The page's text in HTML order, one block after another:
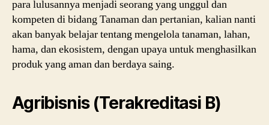
para lulusannya menjadi seorang yang unggul dan
kompeten di bidang Tanaman dan pertanian, kalian nanti
akan banyak belajar tentang mengelola tanaman, lahan,
hama, dan ekosistem, dengan upaya untuk menghasilkan
produk yang aman dan berdaya saing.
Agribisnis (Terakreditasi B)